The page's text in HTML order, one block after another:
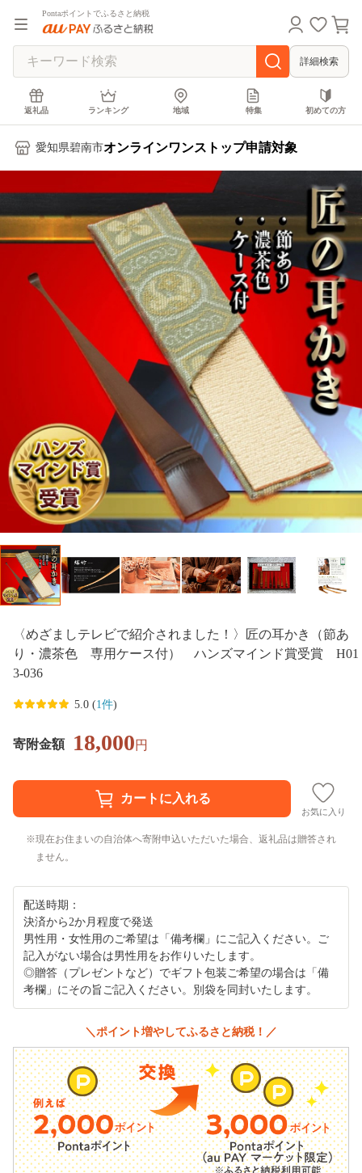
Pontaポイントでふるさと納税
詳細検索
返礼品 ランキング 地域 特集 初めての方
愛知県碧南市オンラインワンストップ申請対象
〈めざましテレビで紹介されました！〉匠の耳かき（節あ
り・濃茶色 専用ケース付） ハンズマインド賞受賞 H01
3-036
5.0 (1件)
寄附金額 18,000円
お気に入り
現在お住まいの自治体へ寄附申込いただいた場合、返礼品は贈答され
ません。
配送時期：
決済から2か月程度で発送
男性用・女性用のご希望は「備考欄」にご記入ください。ご
記入がない場合は男性用をお作りいたします。
◎贈答（プレゼントなど）でギフト包装ご希望の場合は「備
考欄」にその旨ご記入ください。別袋を同封いたします。
＼ポイント増やしてふるさと納税！／